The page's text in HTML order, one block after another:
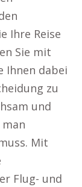
Ihre Reise
Sie mit
Ihnen dabei
zu
und
Mit
Flug- und